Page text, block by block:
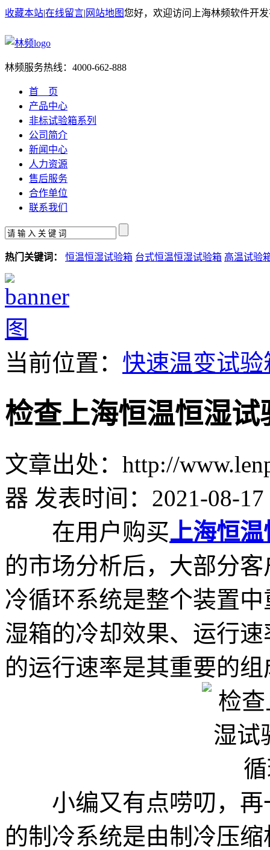
收藏本站|在线留言| 网站地图您好，欢迎访问上海林频软件开
林频服务热线： 4000-662-888
首 页
产品中心
非标试验箱系列
公司简介
新闻中心
人力资源
售后服务
合作单位
联系我们
热门关键词： 恒温恒湿试验箱 台式恒温恒湿试验箱 高温试验
当前位置： 快速温变试验
检查上海恒温恒湿
文章出处：http://
器 发表时间：2021-08-17
在用户购买上海恒
的市场分析后，大部分
冷循环系统是整个装置
湿箱的冷却效果、运行
的运行速率是其重要的
小编又有点唠叨，再
的制冷系统是由制冷压